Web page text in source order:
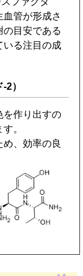
管が形成さ
目安である
いる注目の成
2）
を作り出すの
。
、効率の良